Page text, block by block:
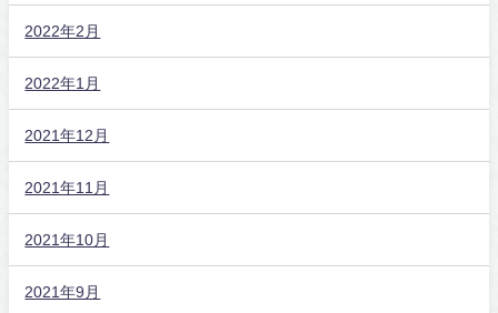
2022年2月
2022年1月
2021年12月
2021年11月
2021年10月
2021年9月